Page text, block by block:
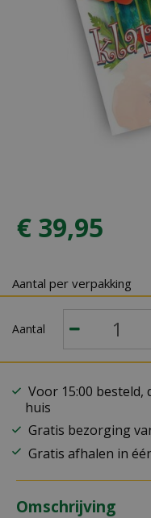
€ 39,95
Aantal per verpakking
Aantal
Voor 15:00 besteld,
huis
Gratis bezorging
Gratis afhalen in
Omschrijving